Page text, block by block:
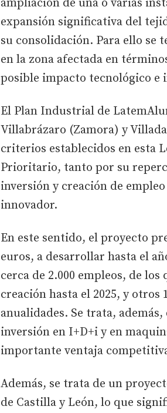
ampliación de una o varias
expansión significativa del
su consolidación. Para ello se
en la zona afectada en
posible impacto tecnológico e
El Plan Industrial de
Villabrázaro (Zamora) y
criterios establecidos en esta
Prioritario, tanto por su
inversión y creación de
innovador.
En este sentido, el proyecto
euros, a desarrollar hasta el
cerca de 2.000 empleos, de
creación hasta el 2025, y otros
anualidades. Se trata,
inversión en I+D+i y en
importante ventaja
Además, se trata de un
de Castilla y León, lo que